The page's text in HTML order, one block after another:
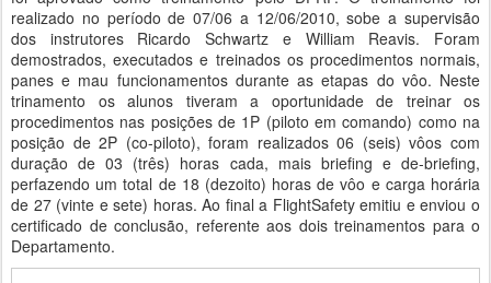
realizado no período de 07/06 a 12/06/2010, sobe a supervisão
dos instrutores Ricardo Schwartz e William Reavis. Foram
demostrados, executados e treinados os procedimentos normais,
panes e mau funcionamentos durante as etapas do vôo. Neste
trinamento os alunos tiveram a oportunidade de treinar os
procedimentos nas posições de 1P (piloto em comando) como na
posição de 2P (co-piloto), foram realizados 06 (seis) vôos com
duração de 03 (três) horas cada, mais briefing e de-briefing,
perfazendo um total de 18 (dezoito) horas de vôo e carga horária
de 27 (vinte e sete) horas. Ao final a FlightSafety emitiu e enviou o
certificado de conclusão, referente aos dois treinamentos para o
Departamento.